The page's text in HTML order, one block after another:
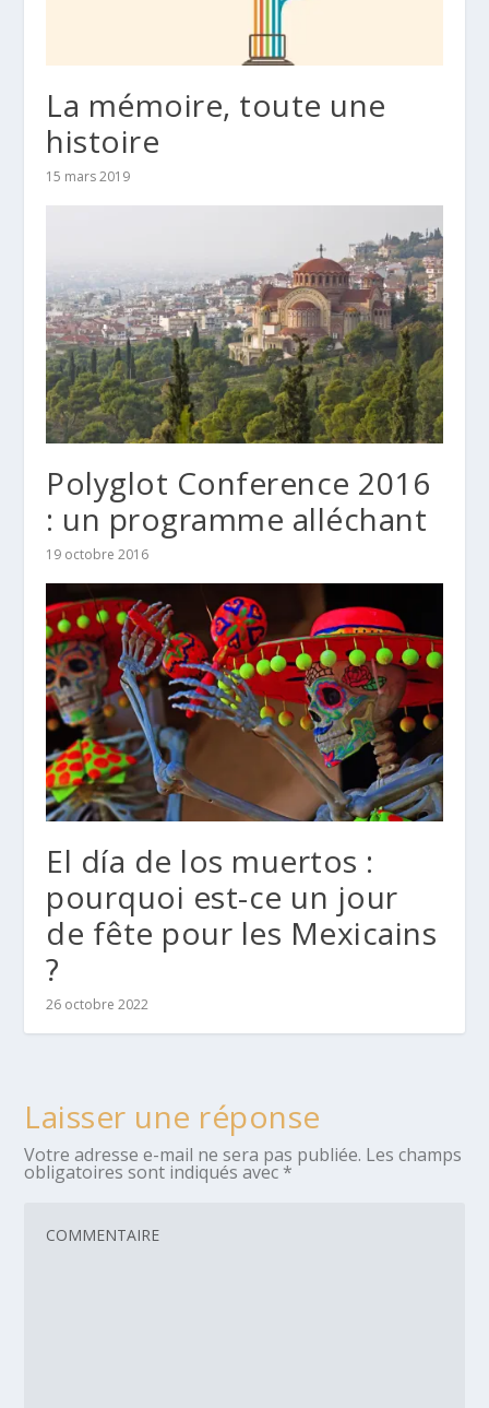
La mémoire, toute une
histoire
15 mars 2019
Polyglot Conference 2016
: un programme alléchant
19 octobre 2016
El día de los muertos :
pourquoi est-ce un jour
de fête pour les Mexicains
?
26 octobre 2022
Laisser une réponse
Votre adresse e-mail ne sera pas publiée. Les champs
obligatoires sont indiqués avec *